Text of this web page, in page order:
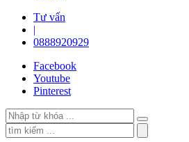
Tư vấn
|
0888920929
Facebook
Youtube
Pinterest